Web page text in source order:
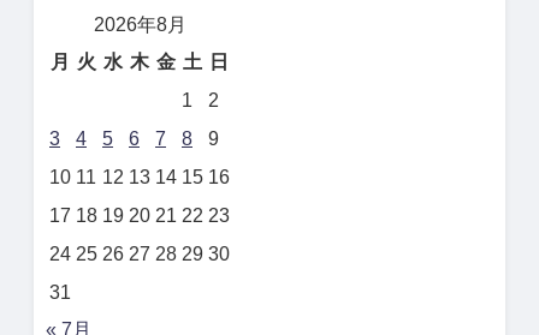
2026年8月
月
火 水 木 金 土
日
1
2
3
4 5 6 7 8
9
10 11 12 13 14 15 16
17 18 19 20 21 22 23
24 25 26 27 28 29 30
31
« 7月